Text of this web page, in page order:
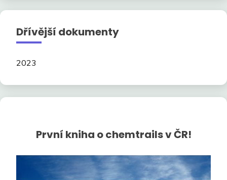
Dřívější dokumenty
2023
První kniha o chemtrails v ČR!